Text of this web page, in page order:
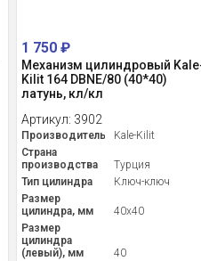
1 750₽
Механизм цилиндровый
Kilit 164 DBNE/80 (40*40)
латунь, кл/кл
Артикул: 3902
Производитель
Kale-Kilit
Страна
производства
Турция
Тип цилиндра
Ключ-ключ
Размер
цилиндра, мм
40x40
Размер
цилиндра
(левый), мм
40